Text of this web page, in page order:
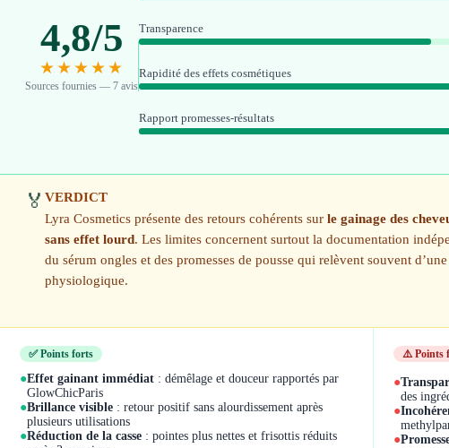
4,8/5
★★★★★
Sources fournies — 7 avis
Transparence
Rapidité des effets cosmétiques
Rapport promesses-résultats
🏅 VERDICT
Lyra Cosmetics présente des retours cohérents sur le gainage des
sans effet lourd. Les limites concernent surtout la documentation
du sérum ongles et des promesses de pousse qui relèvent souvent
physiologique.
✅ Points forts
●Effet gainant immédiat : démêlage et douceur rapportés par
GlowChicParis
●Brillance visible : retour positif sans alourdissement après
plusieurs utilisations
●Réduction de la casse : pointes plus nettes et frisottis réduits
⚠️ Points
●
des
●
●